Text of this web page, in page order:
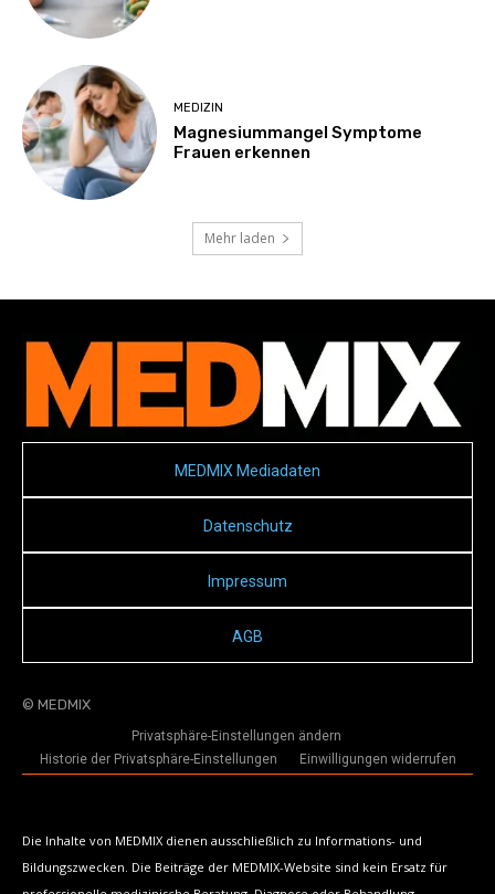
MEDIZIN
Magnesiummangel Symptome
Frauen erkennen
Mehr laden
MEDMIX Mediadaten
Datenschutz
Impressum
AGB
© MEDMIX
Privatsphäre-Einstellungen ändern
Historie der Privatsphäre-Einstellungen
Einwilligungen widerrufen
Die Inhalte von MEDMIX dienen ausschließlich zu Informations- und
Bildungszwecken. Die Beiträge der MEDMIX-Website sind kein Ersatz für